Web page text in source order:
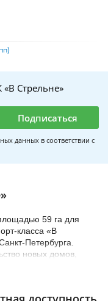
Стрельне»
Подписаться
данных в соответствии с
59 га для
класса «В
Петербурга.
новых домов,
и Красносельским
проспектом